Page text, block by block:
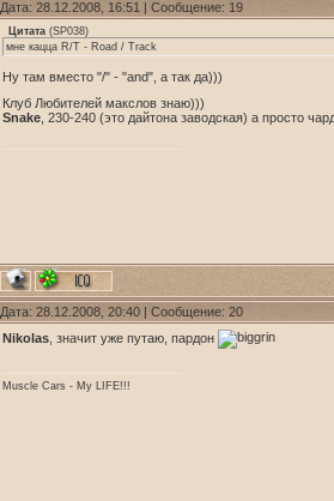
Дата: 28.12.2008, 16:51 | Сообщение: 19
Цитата (SP038)
мне кацца R/T - Road / Track
Ну там вместо "/" - "and", а так да)))
Клуб Любителей макслов знаю)))
Snake , 230-240 (это дайтона заводская) а просто
Дата: 28.12.2008, 20:40 | Сообщение: 20
Nikolas , значит уже путаю, пардон
Muscle Cars - My LIFE!!!